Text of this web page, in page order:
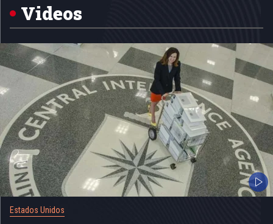
Videos
Estados Unidos